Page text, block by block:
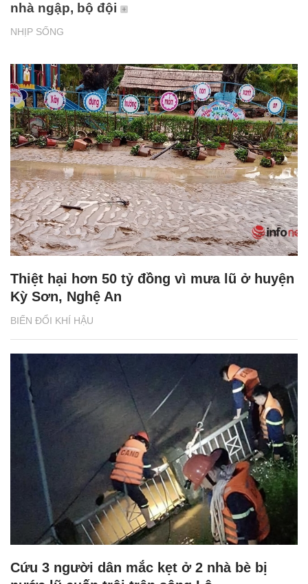
NHỊP SỐNG
nhà ngập, bộ đội
BIẾN ĐỔI KHÍ HẬU
Thiệt hại hơn 50 tỷ đồng vì mưa lũ ở huyện
Kỳ Sơn, Nghệ An
Cứu 3 người dân mắc kẹt ở 2 nhà bè bị